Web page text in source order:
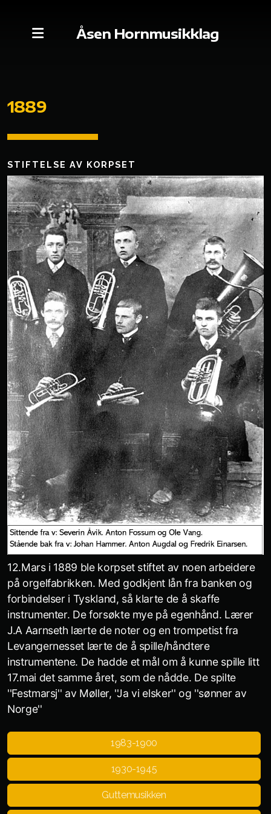
Åsen Hornmusikklag
1889
STIFTELSE AV KORPSET
12.Mars i 1889 ble korpset stiftet av noen arbeidere
på orgelfabrikken. Med godkjent lån fra banken og
forbindelser i Tyskland, så klarte de å skaffe
instrumenter. De forsøkte mye på egenhånd. Lærer
J.A Aarnseth lærte de noter og en trompetist fra
Levangernesset lærte de å spille/håndtere
instrumentene. De hadde et mål om å kunne spille litt
17.mai det samme året, som de nådde. De spilte
''Festmarsj'' av Møller, ''Ja vi elsker'' og ''sønner av
Norge''
1983-1900
1930-1945
Guttemusikken
Styret
Kontakt oss
Medlemmer
Dugnad